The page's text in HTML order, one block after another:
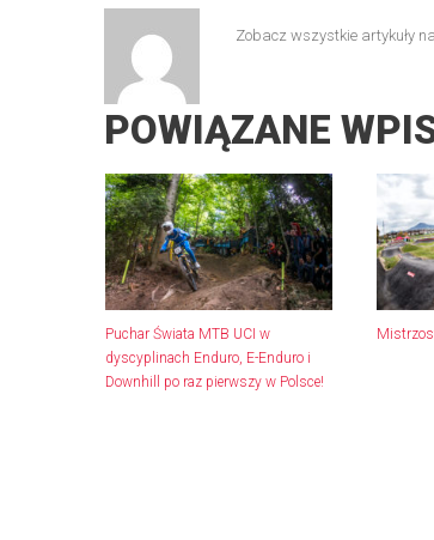
Zobacz wszystkie artykuły
POWIĄZANE
Puchar Świata MTB UCI w
dyscyplinach Enduro, E-Enduro i
Downhill po raz pierwszy w Polsce!